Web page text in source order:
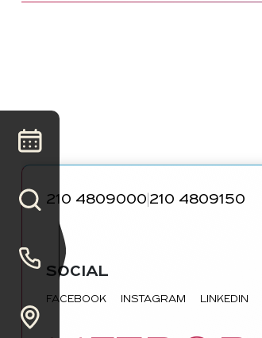
210 4809000 210 4809150
SOCIAL
FACEBOOK INSTAGRAM LINKEDIN